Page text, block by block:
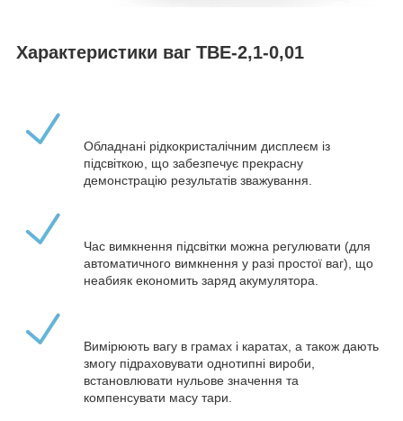
Характеристики ваг ТВЕ-2,1-0,01
Обладнані рідкокристалічним дисплеєм із
підсвіткою, що забезпечує прекрасну
демонстрацію результатів зважування.
Час вимкнення підсвітки можна регулювати (для
автоматичного вимкнення у разі простої ваг), що
неабияк економить заряд акумулятора.
Вимірюють вагу в грамах і каратах, а також дають
змогу підраховувати однотипні вироби,
встановлювати нульове значення та
компенсувати масу тари.